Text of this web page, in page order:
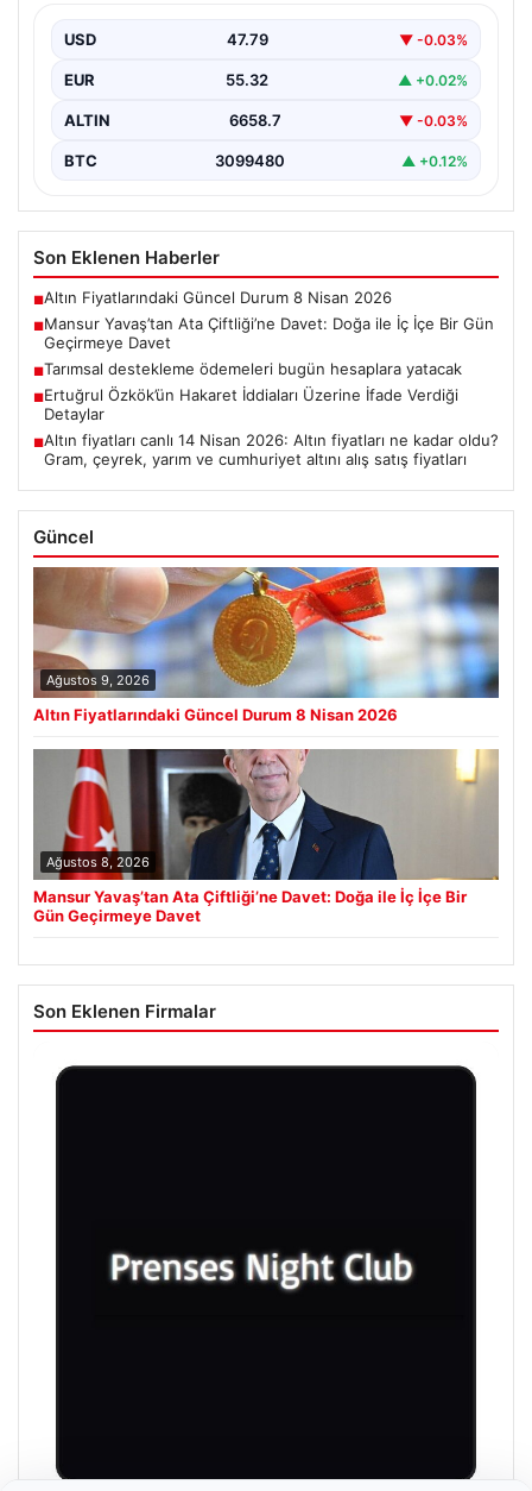
Yavaş, geçtiğimiz günlerde yaptığı açıklamayla
Ankaralıları Gölbaşı bölgesinde…
USD 47.79 ▼ -0.03%
EUR 55.32 ▲ +0.02%
ALTIN 6658.7 ▼ -0.03%
BTC 3099480 ▲ +0.12%
Son Eklenen Haberler
■Altın Fiyatlarındaki Güncel Durum 8 Nisan 2026
■Mansur Yavaş’tan Ata Çiftliği’ne Davet: Doğa ile İç İçe Bir Gün
Geçirmeye Davet
■Tarımsal destekleme ödemeleri bugün hesaplara yatacak
■Ertuğrul Özkök’ün Hakaret İddiaları Üzerine İfade Verdiği
Detaylar
■Altın fiyatları canlı 14 Nisan 2026: Altın fiyatları ne kadar oldu?
Gram, çeyrek, yarım ve cumhuriyet altını alış satış fiyatları
Güncel
Ağustos 9, 2026
Altın Fiyatlarındaki Güncel Durum 8 Nisan 2026
Ağustos 8, 2026
Mansur Yavaş’tan Ata Çiftliği’ne Davet: Doğa ile İç İçe Bir
Gün Geçirmeye Davet
Son Eklenen Firmalar